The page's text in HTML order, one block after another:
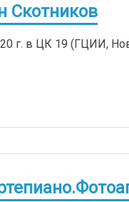
Скотников
г. в ЦК 19 (ГЦИИ,